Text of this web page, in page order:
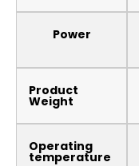
Power
Product
Weight
Operating
temperature